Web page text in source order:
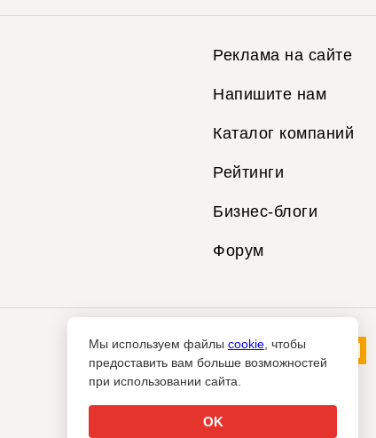
Реклама на сайте
Напишите нам
Каталог компаний
Рейтинги
Бизнес-блоги
Форум
Мы используем файлы cookie , чтобы
предоставить вам больше возможностей
при использовании сайта.
OK